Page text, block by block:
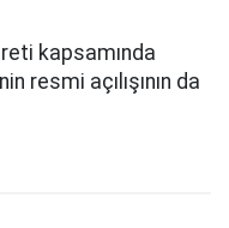
kapsamında
resmi açılışının da